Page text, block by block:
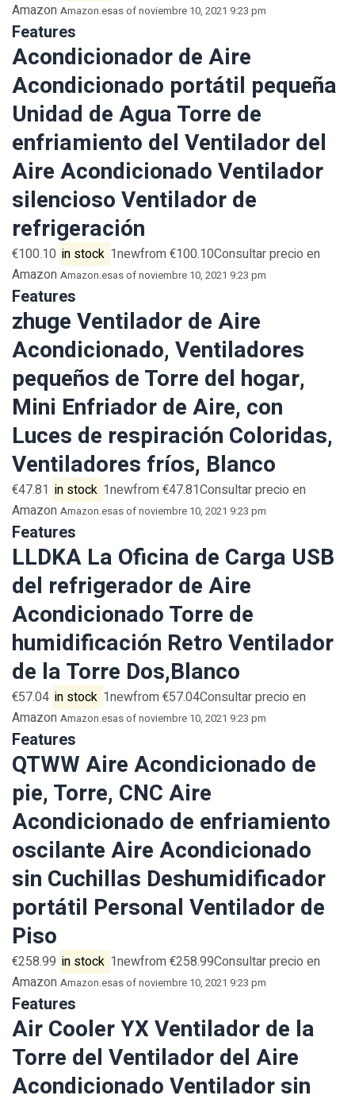
Amazon Amazon.esas of noviembre 10, 2021 9:23 pm
Features
Acondicionador de Aire
Acondicionado portátil pequeña
Unidad de Agua Torre de
enfriamiento del Ventilador del
Aire Acondicionado Ventilador
silencioso Ventilador de
refrigeración
€100.10 in stock 1newfrom €100.10Consultar precio en
Amazon Amazon.esas of noviembre 10, 2021 9:23 pm
Features
zhuge Ventilador de Aire
Acondicionado, Ventiladores
pequeños de Torre del hogar,
Mini Enfriador de Aire, con
Luces de respiración Coloridas,
Ventiladores fríos, Blanco
€47.81 in stock 1newfrom €47.81Consultar precio en
Amazon Amazon.esas of noviembre 10, 2021 9:23 pm
Features
LLDKA La Oficina de Carga USB
del refrigerador de Aire
Acondicionado Torre de
humidificación Retro Ventilador
de la Torre Dos,Blanco
€57.04 in stock 1newfrom €57.04Consultar precio en
Amazon Amazon.esas of noviembre 10, 2021 9:23 pm
Features
QTWW Aire Acondicionado de
pie, Torre, CNC Aire
Acondicionado de enfriamiento
oscilante Aire Acondicionado
sin Cuchillas Deshumidificador
portátil Personal Ventilador de
Piso
€258.99 in stock 1newfrom €258.99Consultar precio en
Amazon Amazon.esas of noviembre 10, 2021 9:23 pm
Features
Air Cooler YX Ventilador de la
Torre del Ventilador del Aire
Acondicionado Ventilador sin